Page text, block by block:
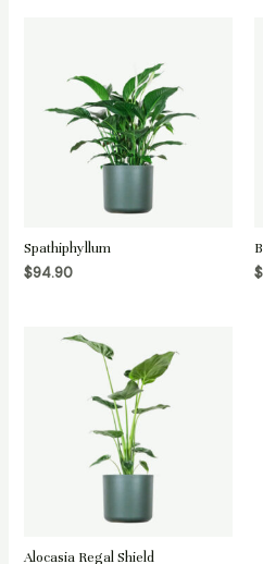
Spathiphyllum
$94.90
$
Alocasia Regal Shield